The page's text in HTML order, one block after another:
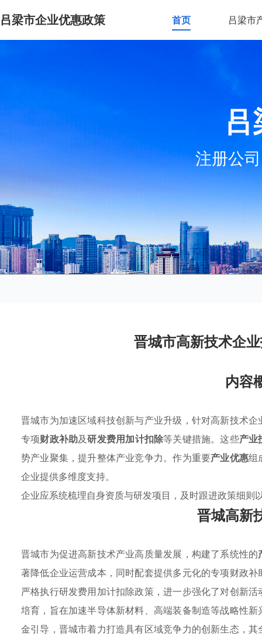
吕梁市企业优惠政策 首页 吕梁市
注册公
晋城市高新技术企
内容
晋城市为加速区域科技创新与产业升级，针对高新技术
专项财政补助及研发费用加计扣除等关键措施。这些产业
势产业聚集，提升整体产业竞争力。作为重要产业优惠组
企业提供多维度支持。
企业应系统梳理自身资质与研发项目，及时跟进政策细则
晋城高新
晋城市为促进高新技术产业高质量发展，构建了系统性的
著降低企业运营成本，同时配套提供多元化的专项财政
严格执行研发费用加计扣除政策，进一步强化了对创新
培育，旨在加速半导体新材料、高端装备制造等战略性
金引导，晋城市着力打造具有区域竞争力的创新生态，其